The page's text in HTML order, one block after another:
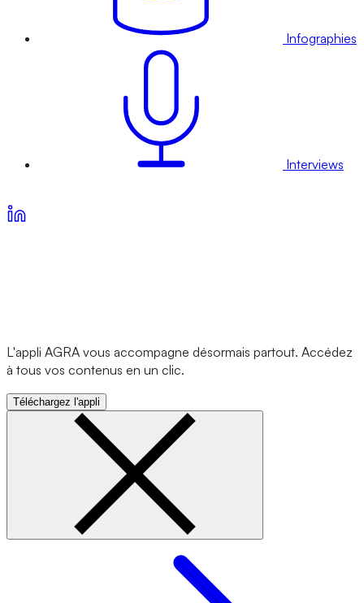
Infographies
Interviews
L'appli AGRA vous accompagne désormais partout. Accédez
à tous vos contenus en un clic.
Téléchargez l'appli